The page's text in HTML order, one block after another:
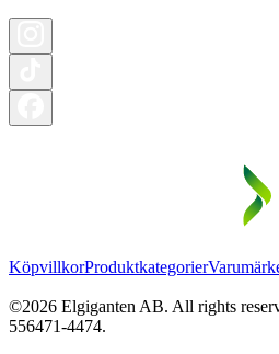
KöpvillkorProduktkategorier
©2026 Elgiganten AB. All rights
556471-4474.